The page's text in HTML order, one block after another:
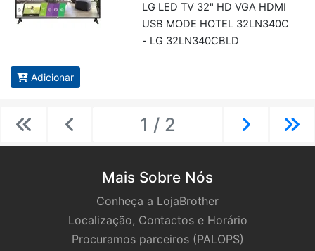
LG LED TV 32" HD VGA HDMI
USB MODE HOTEL 32LN340C
- LG 32LN340CBLD
Adicionar
PreviousPrevious 1 / 2 Next
Mais Sobre Nós
Conheça a LojaBrother
Localização, Contactos e Horário
Procuramos parceiros (PALOPS)